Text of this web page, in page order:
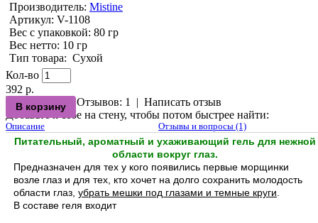
Производитель: Mistine
Артикул: V-1108
Вес с упаковкой: 80 гр
Вес нетто: 10 гр
Тип товара: Сухой
Кол-во
392 р.
Отзывов: 1
| Написать отзыв
Добавьте к себе на стену, чтобы потом быстрее найти:
Описание Отзывы и вопросы (1)
Питательный, ароматный и ухаживающий гель для нежной
области вокруг глаз.
Предназначен для тех у кого появились первые морщинки
возле глаз и для тех, кто хочет на долго сохранить молодость
области глаз, убрать мешки под глазами и темные круги
В составе геля входит